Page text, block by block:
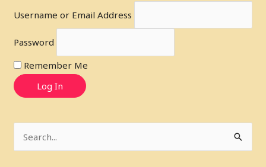
Username or Email Address
Password
Remember Me
Log In